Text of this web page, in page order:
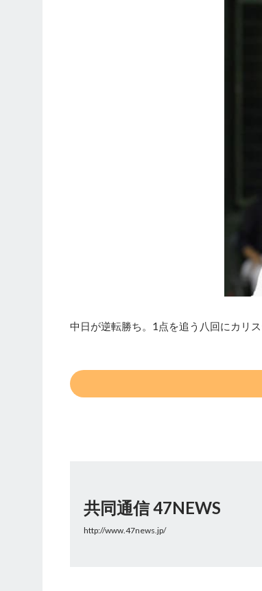
中日が逆転勝ち。1点を追う八回にカリ
共同通信 47NEWS
http://www.47news.jp/